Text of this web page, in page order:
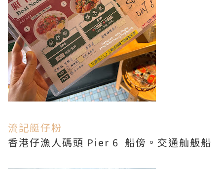
流記艇仔粉
香港仔漁人碼頭 Pier 6 船傍。交通舢舨船